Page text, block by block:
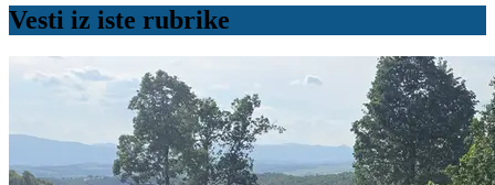
Vesti iz iste rubrike